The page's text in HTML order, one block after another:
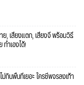
, เสียงแตก, เสียงจี่ พร้อมวิธี
ทำเองได้!
กินพื้นที่เยอะ ใครชีพจรลงเท้า